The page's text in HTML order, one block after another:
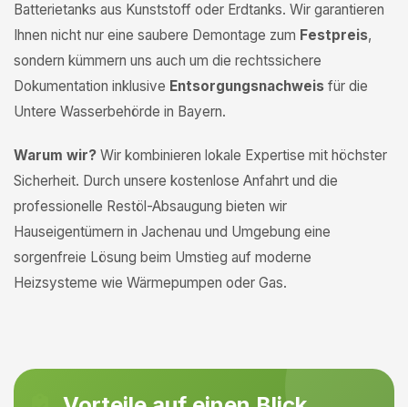
Batterietanks aus Kunststoff oder Erdtanks. Wir garantieren
Ihnen nicht nur eine saubere Demontage zum Festpreis,
sondern kümmern uns auch um die rechtssichere
Dokumentation inklusive Entsorgungsnachweis für die
Untere Wasserbehörde in Bayern.
Warum wir? Wir kombinieren lokale Expertise mit höchster
Sicherheit. Durch unsere kostenlose Anfahrt und die
professionelle Restöl-Absaugung bieten wir
Hauseigentümern in Jachenau und Umgebung eine
sorgenfreie Lösung beim Umstieg auf moderne
Heizsysteme wie Wärmepumpen oder Gas.